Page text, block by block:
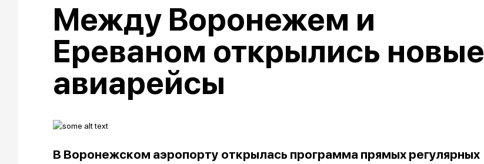
Между Воронежем и
Ереваном открылись новые
авиарейсы
В Воронежском аэропорту открылась программа прямых регулярных